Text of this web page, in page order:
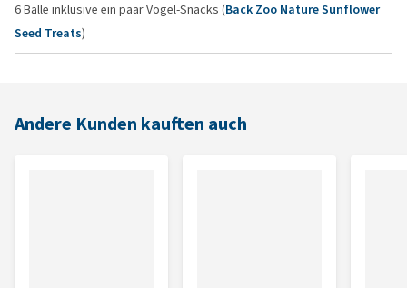
6 Bälle inklusive ein paar Vogel-Snacks (Back Zoo Nature Sunflower
Seed Treats)
Andere Kunden kauften auch